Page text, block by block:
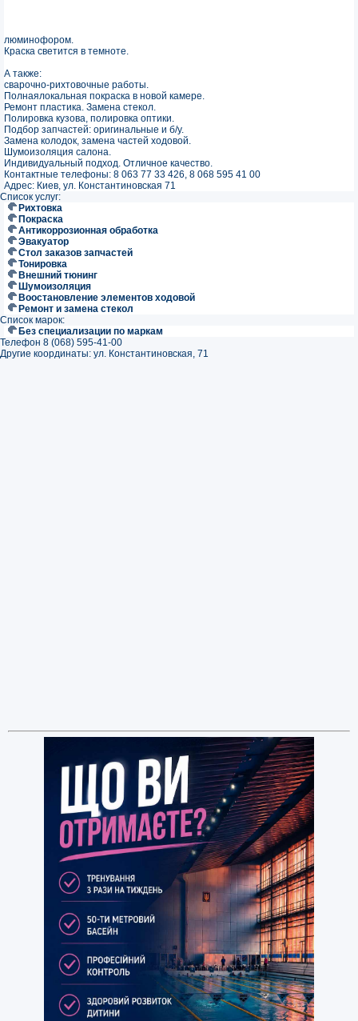
люминофором.
Краска светится в темноте.
А также:
сварочно-рихтовочные работы.
Полнаялокальная покраска в новой камере.
Ремонт пластика. Замена стекол.
Полировка кузова, полировка оптики.
Подбор запчастей: оригинальные и б/у.
Замена колодок, замена частей ходовой.
Шумоизоляция салона.
Индивидуальный подход. Отличное качество.
Контактные телефоны: 8 063 77 33 426, 8 068 595 41 00
Адрес: Киев, ул. Константиновская 71
Список услуг:
Рихтовка
Покраска
Антикоррозионная обработка
Эвакуатор
Стол заказов запчастей
Тонировка
Внешний тюнинг
Шумоизоляция
Воостановление элементов ходовой
Ремонт и замена стекол
Список марок:
Без специализации по маркам
Телефон 8 (068) 595-41-00
Другие координаты: ул. Константиновская, 71